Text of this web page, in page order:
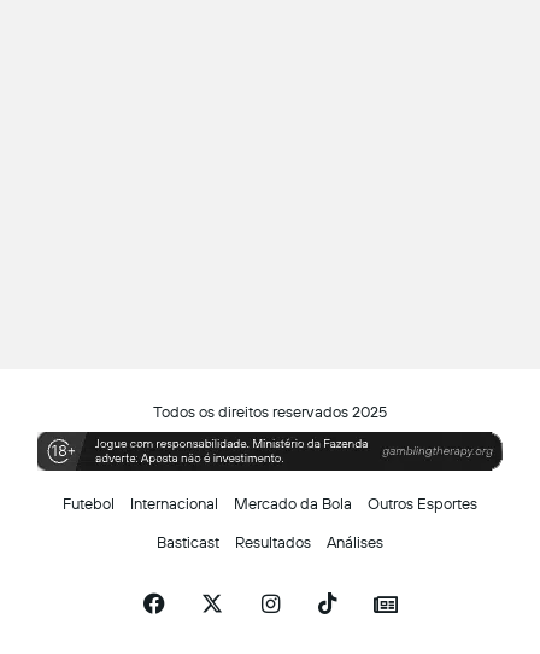
Todos os direitos reservados 2025
Futebol Internacional Mercado da Bola Outros Esportes
Basticast Resultados Análises
Facebook InstagramTikTokSiga-